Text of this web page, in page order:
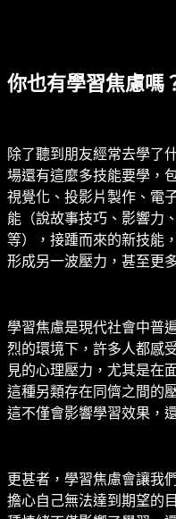
你也有學習焦慮嗎
除了聽到朋友經常去學了
場還有這麼多技能要學，
視覺化、投影片製作、電
能（說故事技巧、影響力
等），接踵而來的新技能
形成另一波壓力，甚至更
學習焦慮是現代社會中普
烈的環境下，許多人都感
見的心理壓力，尤其是在
這種另類存在同儕之間的
這不僅會影響學習效果，
更甚者，學習焦慮會讓我
擔心自己無法達到期望的